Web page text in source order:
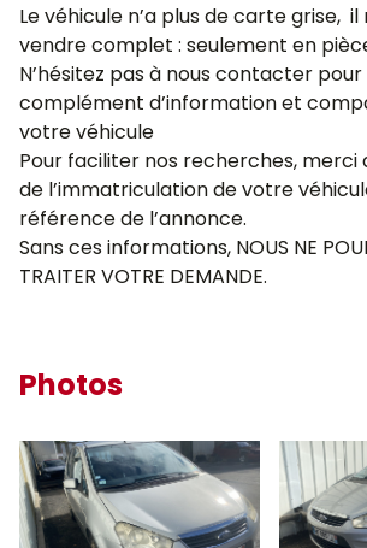
Le véhicule n’a plus de carte grise, il
vendre complet : seulement en
N’hésitez pas à nous contacter
complément d’information et
votre véhicule
Pour faciliter nos recherches, merci
de l’immatriculation de votre
référence de l’annonce.
Sans ces informations, NOUS NE
TRAITER VOTRE DEMANDE.
Photos